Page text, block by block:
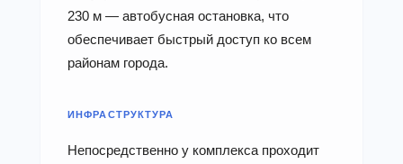
230 м — автобусная остановка, что
обеспечивает быстрый доступ ко всем
районам города.
ИНФРАСТРУКТУРА
Непосредственно у комплекса проходит